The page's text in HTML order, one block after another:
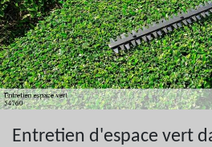
Entretien d'espace vert